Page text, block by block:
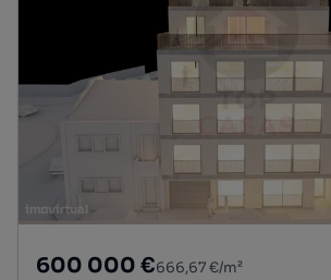
600 000 €666,67 €/m²